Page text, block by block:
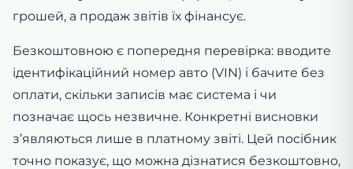
грошей, а продаж звітів їх фінансує.
Безкоштовною є попередня перевірка: вводите
ідентифікаційний номер авто (VIN) і бачите без
оплати, скільки записів має система і чи
позначає щось незвичне. Конкретні висновки
з’являються лише в платному звіті. Цей посібник
точно показує, що можна дізнатися безкоштовно,